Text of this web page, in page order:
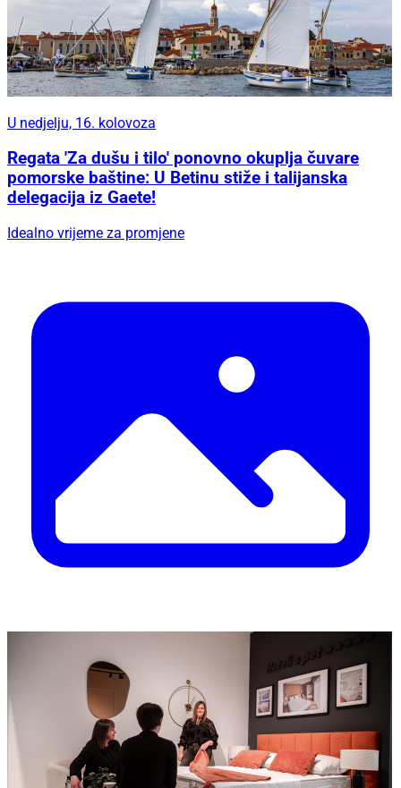
U nedjelju, 16. kolovoza
Regata 'Za dušu i tilo' ponovno okuplja čuvare
pomorske baštine: U Betinu stiže i talijanska
delegacija iz Gaete!
Idealno vrijeme za promjene